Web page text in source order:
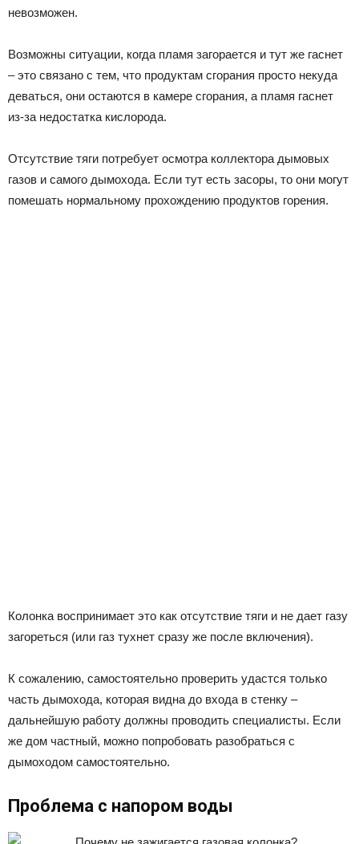
невозможен.
Возможны ситуации, когда пламя загорается и тут же гаснет
– это связано с тем, что продуктам сгорания просто некуда
деваться, они остаются в камере сгорания, а пламя гаснет
из-за недостатка кислорода.
Отсутствие тяги потребует осмотра коллектора дымовых
газов и самого дымохода. Если тут есть засоры, то они могут
помешать нормальному прохождению продуктов горения.
Колонка воспринимает это как отсутствие тяги и не дает газу
загореться (или газ тухнет сразу же после включения).
К сожалению, самостоятельно проверить удастся только
часть дымохода, которая видна до входа в стенку –
дальнейшую работу должны проводить специалисты. Если
же дом частный, можно попробовать разобраться с
дымоходом самостоятельно.
Проблема с напором воды